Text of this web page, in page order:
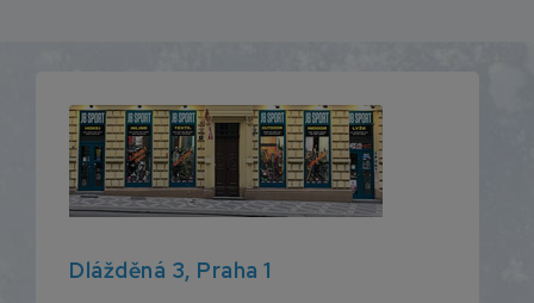
Dlážděná 3, Praha 1